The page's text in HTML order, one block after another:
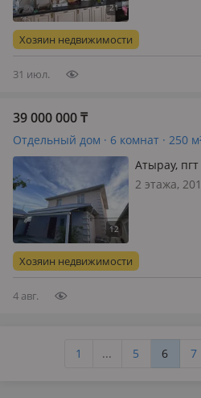
иметься
Хозяин недвижимости
31 июл.
39 000 000₸
Отдельный дом · 6 комнат · 250
Атырау,
—
2 этажа,
после
удобное.
Хозяин недвижимости
4 авг.
1 ... 5 6 7